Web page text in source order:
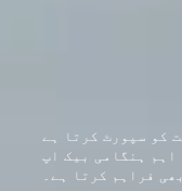
کو سپورٹ کرتا ہے
اہم ہنگامی بیک اپ
فراہم کرتا ہے۔